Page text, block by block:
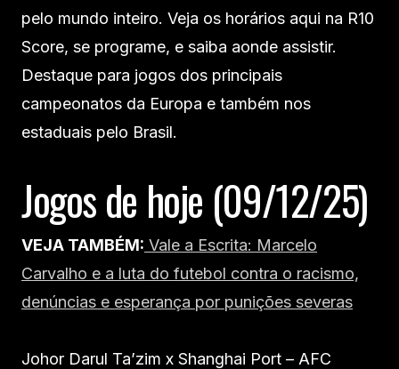
pelo mundo inteiro. Veja os horários aqui na R10
Score, se programe, e saiba aonde assistir.
Destaque para jogos dos principais
campeonatos da Europa e também nos
estaduais pelo Brasil.
Jogos de hoje (09/12/25)
VEJA TAMBÉM: Vale a Escrita: Marcelo
Carvalho e a luta do futebol contra o racismo,
denúncias e esperança por punições severas
Johor Darul Ta’zim x Shanghai Port – AFC